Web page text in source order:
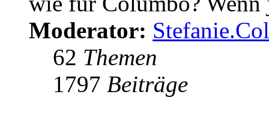
Moderator:
62 Themen
1797 Beiträge